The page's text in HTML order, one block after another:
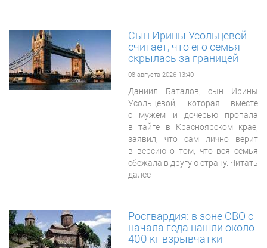
Сын Ирины Усольцевой
считает, что его семья
скрылась за границей
08 августа 2026 13:40
Даниил Баталов, сын Ирины
Усольцевой, которая вместе
с мужем и дочерью пропала
в тайге в Красноярском крае,
заявил, что сам лично верит
в версию о том, что вся семья
сбежала в другую страну. Читать
далее
Росгвардия: в зоне СВО с
начала года нашли около
400 кг взрывчатки